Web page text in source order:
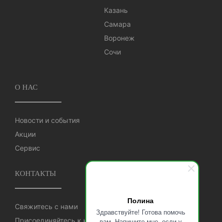
Полина
Здравствуйте! Готова помочь
Казань
Самара
Воронеж
Сочи
О НАС
Новости и события
Акции
Сервис
КОНТАКТЫ
Свяжитесь с нами
Присоединяйтесь к нам